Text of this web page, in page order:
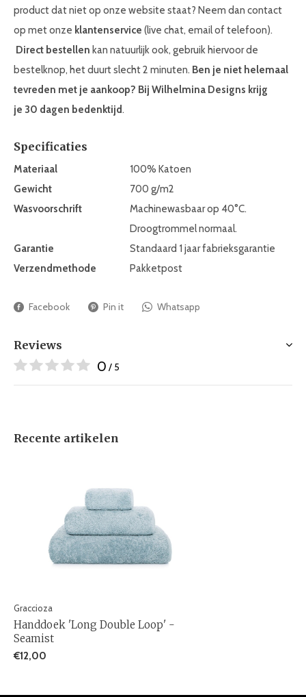
product dat niet op onze website staat? Neem dan contact
op met onze klantenservice (live chat, email of telefoon).
Direct bestellen kan natuurlijk ook, gebruik hiervoor de
bestelknop, het duurt slecht 2 minuten. Ben je niet helemaal
tevreden met je aankoop? Bij Wilhelmina Designs krijg
je 30 dagen bedenktijd.
Specificaties
Materiaal
100% Katoen
Gewicht
700 g/m2
Wasvoorschrift
Machinewasbaar op 40°C.
Droogtrommel normaal.
Garantie
Standaard 1 jaar fabrieksgarantie
Verzendmethode
Pakketpost
Facebook Pin it Whatsapp
Reviews
0 / 5
Recente artikelen
Graccioza
Handdoek 'Long Double Loop' -
Seamist
€12,00